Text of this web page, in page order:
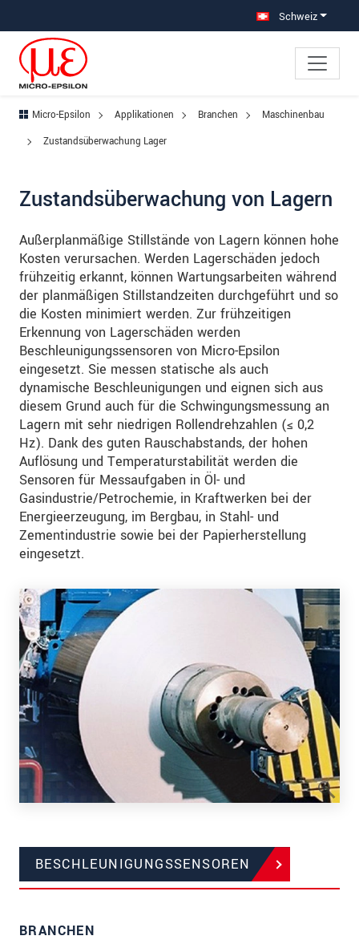
Schweiz
Micro-Epsilon Applikationen Branchen
Maschinenbau
Zustandsüberwachung Lager
Zustandsüberwachung von Lagern
Außerplanmäßige Stillstände von Lagern können hohe
Kosten verursachen. Werden Lagerschäden jedoch
frühzeitig erkannt, können Wartungsarbeiten während
der planmäßigen Stillstandzeiten durchgeführt und so
die Kosten minimiert werden. Zur frühzeitigen
Erkennung von Lagerschäden werden
Beschleunigungssensoren von Micro-Epsilon
eingesetzt. Sie messen statische als auch
dynamische Beschleunigungen und eignen sich aus
diesem Grund auch für die Schwingungsmessung an
Lagern mit sehr niedrigen Rollendrehzahlen (≤ 0,2
Hz). Dank des guten Rauschabstands, der hohen
Auflösung und Temperaturstabilität werden die
Sensoren für Messaufgaben in Öl- und
Gasindustrie/Petrochemie, in Kraftwerken bei der
Energieerzeugung, im Bergbau, in Stahl- und
Zementindustrie sowie bei der Papierherstellung
eingesetzt.
BESCHLEUNIGUNGSSENSOREN
BRANCHEN